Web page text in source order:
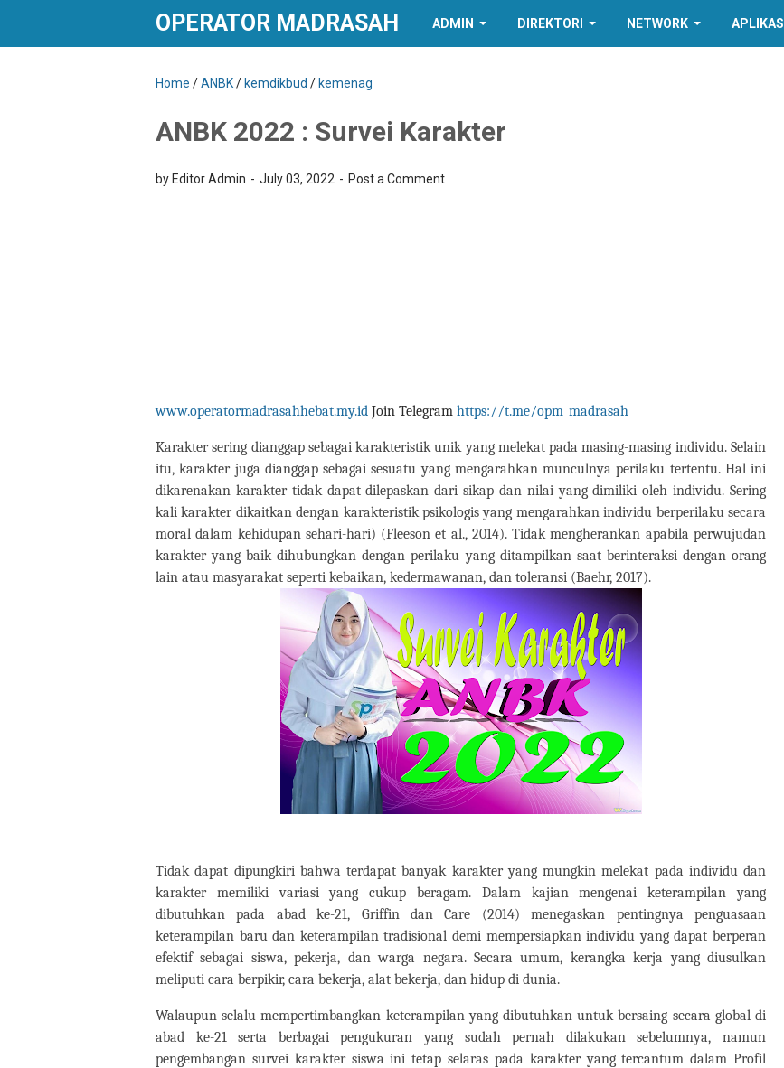
OPERATOR MADRASAH ADMIN DIREKTORI NETWORK APLIKASI
Home /ANBK/ kemdikbud / kemenag
ANBK 2022 : Survei Karakter
by Editor Admin July 03, 2022 Post a Comment
www.operatormadrasahhebat.my.id Join Telegram https://t.me/opm_madrasah
Karakter sering dianggap sebagai karakteristik unik yang melekat pada masing-masing individu. Selain
itu, karakter juga dianggap sebagai sesuatu yang mengarahkan munculnya perilaku tertentu. Hal ini
dikarenakan karakter tidak dapat dilepaskan dari sikap dan nilai yang dimiliki oleh individu. Sering
kali karakter dikaitkan dengan karakteristik psikologis yang mengarahkan individu berperilaku secara
moral dalam kehidupan sehari-hari) (Fleeson et al., 2014). Tidak mengherankan apabila perwujudan
karakter yang baik dihubungkan dengan perilaku yang ditampilkan saat berinteraksi dengan orang
lain atau masyarakat seperti kebaikan, kedermawanan, dan toleransi (Baehr, 2017).
Tidak dapat dipungkiri bahwa terdapat banyak karakter yang mungkin melekat pada individu dan
karakter memiliki variasi yang cukup beragam. Dalam kajian mengenai keterampilan yang
dibutuhkan pada abad ke-21, Griffin dan Care (2014) menegaskan pentingnya penguasaan
keterampilan baru dan keterampilan tradisional demi mempersiapkan individu yang dapat berperan
efektif sebagai siswa, pekerja, dan warga negara. Secara umum, kerangka kerja yang diusulkan
meliputi cara berpikir, cara bekerja, alat bekerja, dan hidup di dunia.
Walaupun selalu mempertimbangkan keterampilan yang dibutuhkan untuk bersaing secara global di
abad ke-21 serta berbagai pengukuran yang sudah pernah dilakukan sebelumnya, namun
pengembangan survei karakter siswa ini tetap selaras pada karakter yang tercantum dalam Profil